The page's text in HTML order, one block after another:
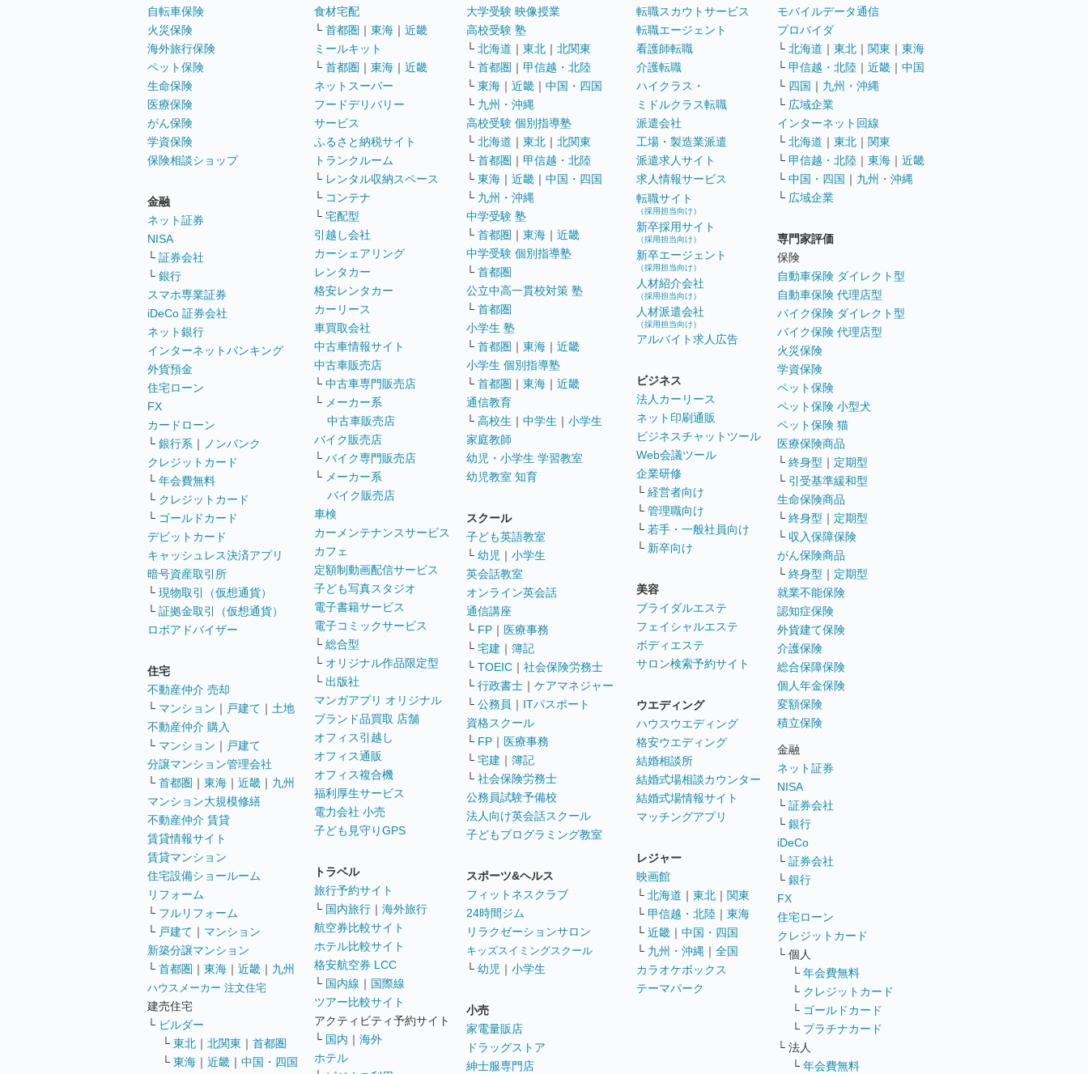
自転車保険
火災保険
海外旅行保険
ペット保険
生命保険
医療保険
がん保険
学資保険
保険相談ショップ
金融
ネット証券
NISA
└ 証券会社
└ 銀行
スマホ専業証券
iDeCo 証券会社
ネット銀行
インターネットバンキング
外貨預金
住宅ローン
FX
カードローン
└ 銀行系 ｜
ノンバンク
クレジットカード
└ 年会費無料
└ クレジットカード
└ ゴールドカード
デビットカード
キャッシュレス決済アプリ
暗号資産取引所
└ 現物取引（仮想通貨）
└ 証拠金取引（仮想通貨）
ロボアドバイザー
住宅
不動産仲介 売却
└ マンション ｜ 戸建て ｜ 土地
不動産仲介 購入
└ マンション ｜ 戸建て
分譲マンション管理会社
└ 首都圏 ｜ 東海 ｜ 近畿 ｜ 九州
マンション大規模修繕
不動産仲介 賃貸
賃貸情報サイト
賃貸マンション
住宅設備ショールーム
リフォーム
└ フルリフォーム
└ 戸建て ｜ マンション
新築分譲マンション
└ 首都圏 ｜ 東海 ｜ 近畿 ｜ 九州
ハウスメーカー 注文住宅
建売住宅
└ ビルダー
└ 東北 ｜ 北関東 ｜ 首都圏
└ 東海 ｜ 近畿 ｜ 中国・四国
食材宅配
└ 首都圏 ｜ 東海 ｜ 近畿
ミールキット
└ 首都圏 ｜ 東海 ｜ 近畿
ネットスーパー
フードデリバリー
サービス
ふるさと納税サイト
トランクルーム
└ レンタル収納スペース
└ コンテナ
└ 宅配型
引越し会社
カーシェアリング
レンタカー
格安レンタカー
カーリース
車買取会社
中古車情報サイト
中古車販売店
└ 中古車専門販売店
└ メーカー系
中古車販売店
バイク販売店
└ バイク専門販売店
└ メーカー系
バイク販売店
車検
カーメンテナンスサービス
カフェ
定額制動画配信サービス
子ども写真スタジオ
電子書籍サービス
電子コミックサービス
└ 総合型
└ オリジナル作品限定型
└ 出版社
マンガアプリ オリジナル
ブランド品買取 店舗
オフィス引越し
オフィス通販
オフィス複合機
福利厚生サービス
電力会社 小売
子ども見守りGPS
トラベル
旅行予約サイト
└ 国内旅行 ｜ 海外旅行
航空券比較サイト
ホテル比較サイト
格安航空券 LCC
└ 国内線 ｜ 国際線
ツアー比較サイト
アクティビティ予約サイト
└ 国内 ｜ 海外
ホテル
大学受験 映像授業
高校受験 塾
└ 北海道 ｜ 東北 ｜ 北関東
└ 首都圏 ｜ 甲信越・北陸
└ 東海 ｜ 近畿 ｜ 中国・四国
└ 九州・沖縄
高校受験 個別指導塾
└ 北海道 ｜ 東北 ｜ 北関東
└ 首都圏 ｜ 甲信越・北陸
└ 東海 ｜ 近畿 ｜ 中国・四国
└ 九州・沖縄
中学受験 塾
└ 首都圏 ｜ 東海 ｜ 近畿
中学受験 個別指導塾
└ 首都圏
公立中高一貫校対策 塾
└ 首都圏
小学生 塾
└ 首都圏 ｜ 東海 ｜ 近畿
小学生 個別指導塾
└ 首都圏 ｜ 東海 ｜ 近畿
通信教育
└ 高校生 ｜ 中学生 ｜ 小学生
家庭教師
幼児・小学生 学習教室
幼児教室 知育
スクール
子ども英語教室
└ 幼児 ｜ 小学生
英会話教室
オンライン英会話
通信講座
└ FP ｜ 医療事務
└ 宅建 ｜ 簿記
└ TOEIC ｜ 社会保険労務士
└ 行政書士 ｜ ケアマネジャー
└ 公務員 ｜ ITパスポート
資格スクール
└ FP ｜ 医療事務
└ 宅建 ｜ 簿記
└ 社会保険労務士
公務員試験予備校
法人向け英会話スクール
子どもプログラミング教室
スポーツ&ヘルス
フィットネスクラブ
24時間ジム
リラクゼーションサロン
キッズスイミングスクール
└ 幼児 ｜ 小学生
小売
家電量販店
ドラッグストア
紳士服専門店
転職スカウトサービス
転職エージェント
看護師転職
介護転職
ハイクラス・
ミドルクラス転職
派遣会社
工場・製造業派遣
派遣求人サイト
求人情報サービス
転職サイト
（採用担当向け）
新卒採用サイト
（採用担当向け）
新卒エージェント
（採用担当向け）
人材紹介会社
（採用担当向け）
人材派遣会社
（採用担当向け）
アルバイト求人広告
ビジネス
法人カーリース
ネット印刷通販
ビジネスチャットツール
Web会議ツール
企業研修
└ 経営者向け
└ 管理職向け
└ 若手・一般社員向け
└ 新卒向け
美容
ブライダルエステ
フェイシャルエステ
ボディエステ
サロン検索予約サイト
ウエディング
ハウスウエディング
格安ウエディング
結婚相談所
結婚式場相談カウンター
結婚式場情報サイト
マッチングアプリ
レジャー
映画館
└ 北海道 ｜ 東北 ｜ 関東
└ 甲信越・北陸 ｜ 東海
└ 近畿 ｜ 中国・四国
└ 九州・沖縄 ｜ 全国
カラオケボックス
テーマパーク
モバイルデータ通信
プロバイダ
└ 北海道 ｜ 東北 ｜ 関東 ｜ 東海
└ 甲信越・北陸 ｜ 近畿 ｜ 中国
└ 四国 ｜ 九州・沖縄
└ 広域企業
インターネット回線
└ 北海道 ｜ 東北 ｜ 関東
└ 甲信越・北陸 ｜ 東海 ｜ 近畿
└ 中国・四国 ｜ 九州・沖縄
└ 広域企業
専門家評価
保険
自動車保険 ダイレクト型
自動車保険 代理店型
バイク保険 ダイレクト型
バイク保険 代理店型
火災保険
学資保険
ペット保険
ペット保険 小型犬
ペット保険 猫
医療保険商品
└ 終身型 ｜ 定期型
└ 引受基準緩和型
生命保険商品
└ 終身型 ｜ 定期型
└ 収入保障保険
がん保険商品
└ 終身型 ｜ 定期型
就業不能保険
認知症保険
外貨建て保険
介護保険
総合保障保険
個人年金保険
変額保険
積立保険
金融
ネット証券
NISA
└ 証券会社
└ 銀行
iDeCo
└ 証券会社
└ 銀行
FX
住宅ローン
クレジットカード
└ 個人
└ 年会費無料
└ クレジットカード
└ ゴールドカード
└ プラチナカード
└ 法人
└ 年会費無料